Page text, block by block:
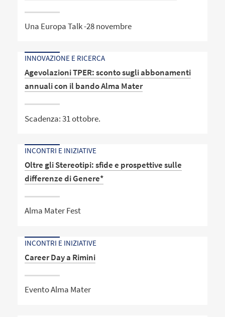
Una Europa Talk -28 novembre
INNOVAZIONE E RICERCA
Agevolazioni TPER: sconto sugli abbonamenti
annuali con il bando Alma Mater
Scadenza: 31 ottobre.
INCONTRI E INIZIATIVE
Oltre gli Stereotipi: sfide e prospettive sulle
differenze di Genere*
Alma Mater Fest
INCONTRI E INIZIATIVE
Career Day a Rimini
Evento Alma Mater